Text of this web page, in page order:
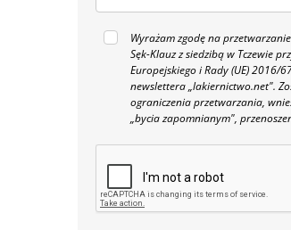
Wyrażam zgodę na
Sęk-Klauz z siedzibą w Tczewie
Europejskiego i Rady (UE) 2016/
newslettera „lakiernictwo.net".
ograniczenia przetwarzania,
„bycia zapomnianym",